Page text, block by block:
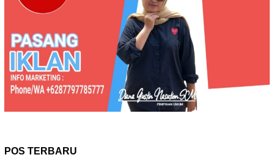
POS TERBARU